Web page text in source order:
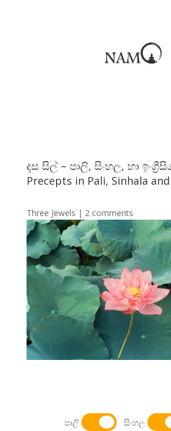
දස සිල් – පාලි, සිංහල, හා
Precepts in Pali, Sinhala
Three Jewels | 2 comments
පාලි සිංහල